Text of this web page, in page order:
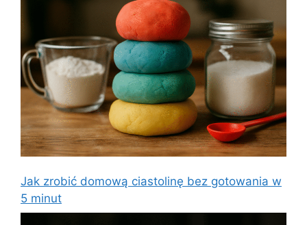
Jak zrobić domową ciastolinę bez gotowania w
5 minut